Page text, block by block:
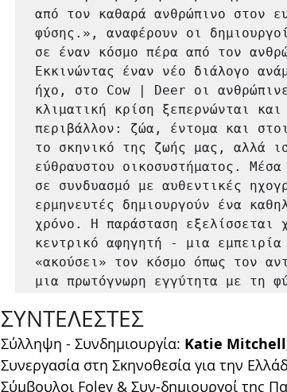
από τον καθαρά ανθρώπινο στον
φύσης.», αναφέρουν οι
σε έναν κόσμο πέρα από τον
Εκκινώντας έναν νέο διάλογο
ήχο, στο Cow | Deer οι
κλιματική κρίση ξεπερνώνται
περιβάλλον: ζώα, έντομα και
το σκηνικό της ζωής μας, αλλά
εύθραυστου οικοσυστήματος.
σε συνδυασμό με αυθεντικές
ερμηνευτές δημιουργούν ένα
χρόνο. Η παράσταση
κεντρικό αφηγητή - μια
«ακούσει» τον κόσμο όπως τον
μια πρωτόγνωρη εγγύτητα με τη
ΣΥΝΤΕΛΕΣΤΕΣ
Σύλληψη - Συνδημιουργία: Katie
Συνεργασία στη Σκηνοθεσία για την
Σύμβουλοι Foley & Συν-δημιουργοί της